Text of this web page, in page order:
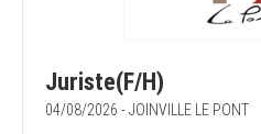
Juriste(F/H)
04/08/2026 - JOINVILLE LE PONT